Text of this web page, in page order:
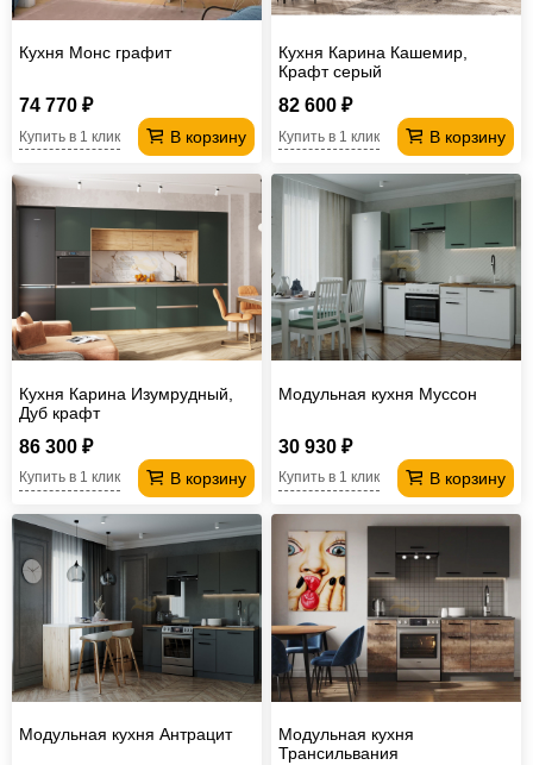
Кухня Монс графит
74 770 ₽
В корзину
Купить в 1 клик
Кухня Карина Кашемир,
Крафт серый
82 600 ₽
В корзину
Купить в 1 клик
Кухня Карина Изумрудный,
Дуб крафт
86 300 ₽
В корзину
Купить в 1 клик
Модульная кухня Муссон
30 930 ₽
В корзину
Купить в 1 клик
Модульная кухня Антрацит
Модульная кухня
Трансильвания